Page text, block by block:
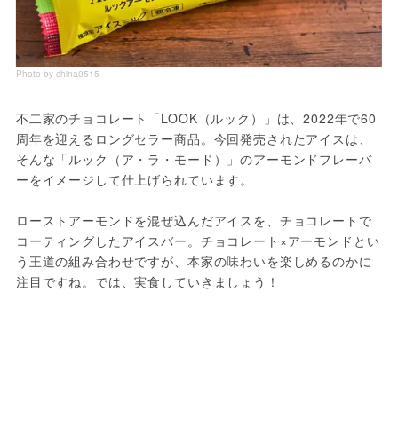
Photo by china0515
不二家のチョコレート「LOOK（ルック）」は、2022年で60
周年を迎えるロングセラー商品。今回発売されたアイスは、
そんな「ルック（ア・ラ・モード）」のアーモンドフレーバ
ーをイメージして仕上げられています。
ローストアーモンドを混ぜ込んだアイスを、チョコレートで
コーティングしたアイスバー。チョコレート×アーモンドとい
う王道の組み合わせですが、本家の味わいを楽しめるのかに
注目ですね。では、実食していきましょう！